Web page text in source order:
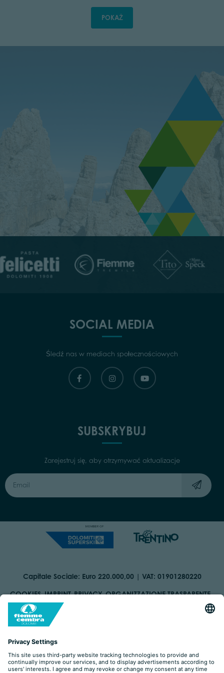
POKAŻ
SOCIAL MEDIA
Śledź nas w mediach społecznościowych
SUBSKRYBUJ
Zarejestruj się, aby otrzymywać aktualizacje
Capitale Sociale: Euro 220.000,00 | VAT: 01901280220
COOKIES IMPRINT PRIVACY ORGANIZZAZIONE TRASPARENTE